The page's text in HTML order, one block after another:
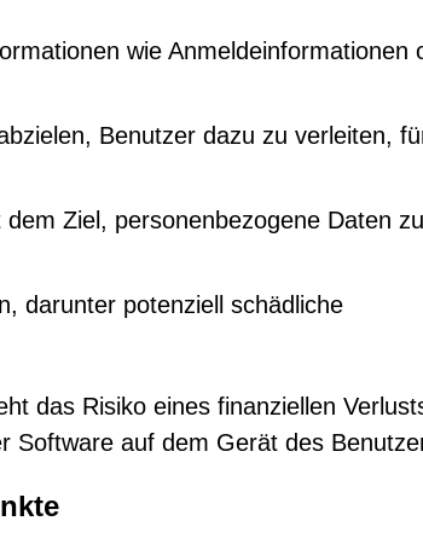
wie Anmeldeinformationen
Benutzer dazu zu verleiten,
Ziel, personenbezogene Daten zu
darunter potenziell schädliche
das Risiko eines finanziellen
Software auf dem Gerät des